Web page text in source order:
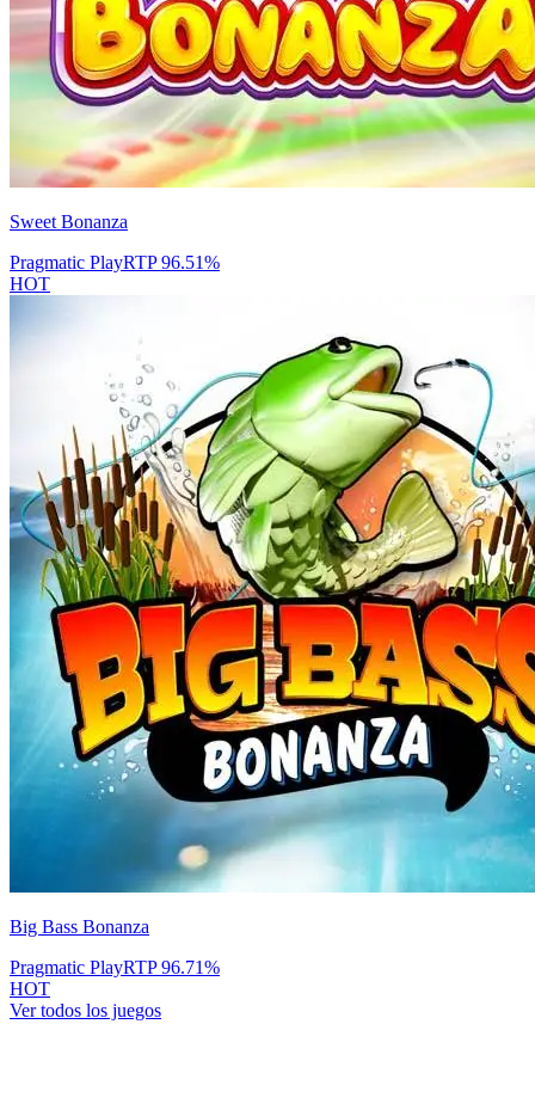
Sweet Bonanza
Pragmatic PlayRTP96.51%
HOT
Big Bass Bonanza
Pragmatic PlayRTP96.71%
HOT
Ver todos los juegos